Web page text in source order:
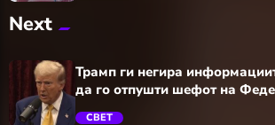
Next
Трамп ги негира
да го отпушти шефот на
СВЕТ